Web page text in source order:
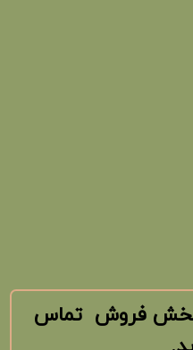
بخش فروش تماس